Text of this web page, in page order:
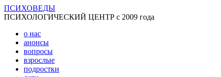
ПСИХОВЕДЫ
ПСИХОЛОГИЧЕСКИЙ ЦЕНТР с 2009 года
о нас
анонсы
вопросы
взрослые
подростки